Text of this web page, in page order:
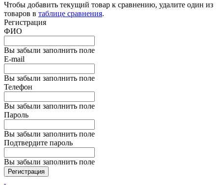
Чтобы добавить текущий товар к сравнению, удалите один из
товаров в таблице сравнения.
Регистрация
ФИО
Вы забыли заполнить поле
E-mail
Вы забыли заполнить поле
Телефон
Вы забыли заполнить поле
Пароль
Вы забыли заполнить поле
Подтвердите пароль
Вы забыли заполнить поле
Регистрация